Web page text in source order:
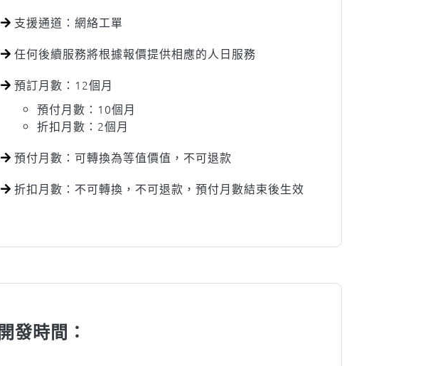
支援通道：網絡工單
任何後續服務將根據報價提供相應的人日服務
預訂月數：12個月
預付月數：10個月
折扣月數：2個月
預付月數：可轉換為等值價值，不可退款
折扣月數：不可轉換，不可退款，預付月數結束後生效
發時間：